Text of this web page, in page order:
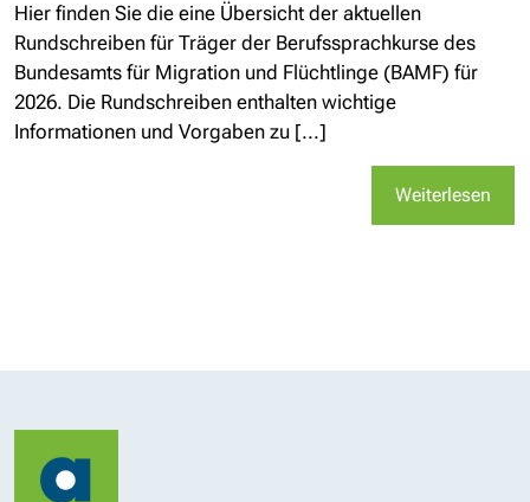
Hier finden Sie die eine Übersicht der aktuellen
Rundschreiben für Träger der Berufssprachkurse des
Bundesamts für Migration und Flüchtlinge (BAMF) für
2026. Die Rundschreiben enthalten wichtige
Informationen und Vorgaben zu [...]
Weiterlesen